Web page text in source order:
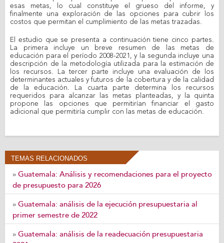
esas metas, lo cual constituye el grueso del informe, y
finalmente una exploración de las opciones para cubrir los
costos que permitan el cumplimiento de las metas trazadas.
El estudio que se presenta a continuación tiene cinco partes.
La primera incluye un breve resumen de las metas de
educación para el período 2008-2021, y la segunda incluye una
descripción de la metodología utilizada para la estimación de
los recursos. La tercer parte incluye una evaluación de los
determinantes actuales y futuros de la cobertura y de la calidad
de la educación. La cuarta parte determina los recursos
requeridos para alcanzar las metas planteadas, y la quinta
propone las opciones que permitirían financiar el gasto
adicional que permitiría cumplir con las metas de educación.
TEMAS RELACIONADOS
» Guatemala: Análisis y recomendaciones para el proyecto
de presupuesto para 2026
» Guatemala: análisis de la ejecución presupuestaria al
primer semestre de 2022
» Guatemala: análisis de la readecuación presupuestaria